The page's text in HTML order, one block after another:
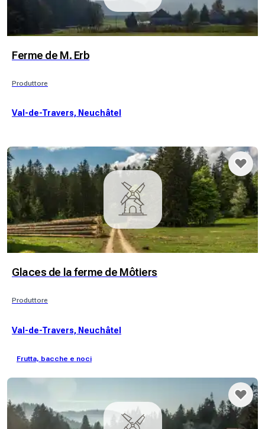
Ferme de M. Erb
Produttore
Val-de-Travers, Neuchâtel
Glaces de la ferme de Môtiers
Produttore
Val-de-Travers, Neuchâtel
Frutta, bacche e noci